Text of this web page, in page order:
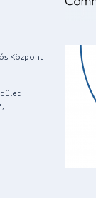
Központ